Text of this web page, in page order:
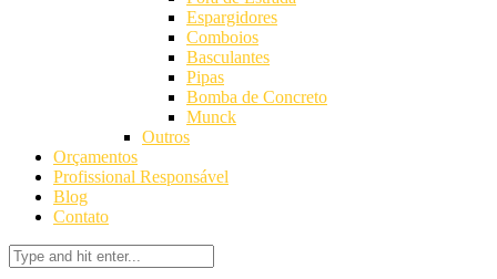
Espargidores
Comboios
Basculantes
Pipas
Bomba de Concreto
Munck
Outros
Orçamentos
Profissional Responsável
Blog
Contato